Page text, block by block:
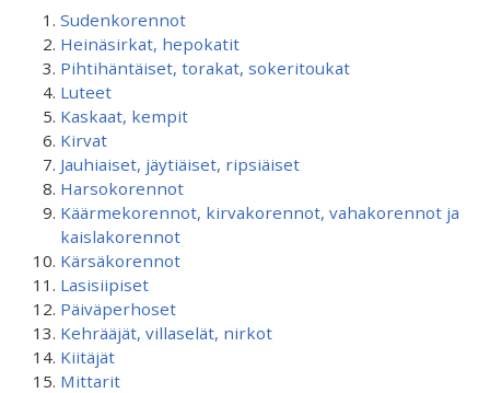
Sudenkorennot
Heinäsirkat, hepokatit
Pihtihäntäiset, torakat, sokeritoukat
Luteet
Kaskaat, kempit
Kirvat
Jauhiaiset, jäytiäiset, ripsiäiset
Harsokorennot
Käärmekorennot, kirvakorennot, vahakorennot ja
kaislakorennot
Kärsäkorennot
Lasisiipiset
Päiväperhoset
Kehrääjät, villaselät, nirkot
Kiitäjät
Mittarit